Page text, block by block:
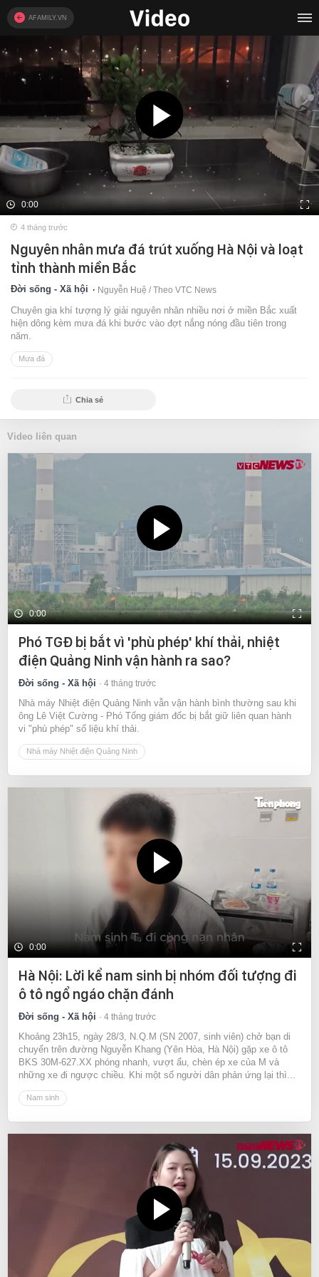
AFAMILY.VN
0:00
4 tháng trước
Nguyên nhân mưa đá trút xuống Hà Nội và loạt
tỉnh thành miền Bắc
Đời sống - Xã hội Nguyễn Huệ / Theo VTC News
Chuyên gia khí tượng lý giải nguyên nhân nhiều nơi ở miền Bắc xuất
hiện dông kèm mưa đá khi bước vào đợt nắng nóng đầu tiên trong
năm.
Mưa đá
Chia sẻ
Video liên quan
0:00
Phó TGĐ bị bắt vì 'phù phép' khí thải, nhiệt
điện Quảng Ninh vận hành ra sao?
Đời sống - Xã hội 4 tháng trước
Nhà máy Nhiệt điện Quảng Ninh vẫn vận hành bình thường sau khi
ông Lê Việt Cường - Phó Tổng giám đốc bị bắt giữ liên quan hành
vi "phù phép" số liệu khí thải.
Nhà máy Nhiệt điện Quảng Ninh
0:00
Hà Nội: Lời kể nam sinh bị nhóm đối tượng đi
ô tô ngổ ngáo chặn đánh
Đời sống - Xã hội 4 tháng trước
Khoảng 23h15, ngày 28/3, N.Q.M (SN 2007, sinh viên) chở bạn di
chuyển trên đường Nguyễn Khang (Yên Hòa, Hà Nội) gặp xe ô tô
BKS 30M-627.XX phóng nhanh, vượt ẩu, chèn ép xe của M và
những xe đi ngược chiều. Khi một số người dân phản ứng lại thì...
Nam sinh